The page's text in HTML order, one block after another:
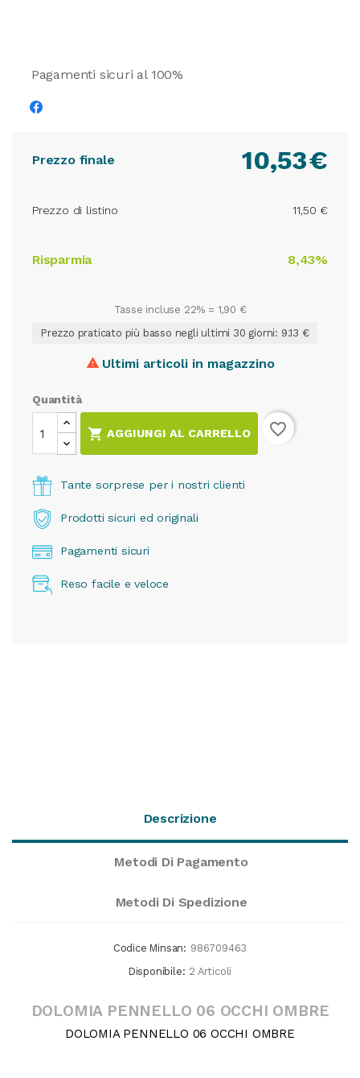
Pagamenti sicuri al 100%
Prezzo finale €
10,53
Prezzo di listino 11,50 €
Risparmia 8,43%
Tasse incluse 22% = 1,90 €
Prezzo praticato più basso negli ultimi 30 giorni: 9.13 €
 Ultimi articoli in magazzino
Quantità
 AGGIUNGI AL CARRELLO favorite_border
Tante sorprese per i nostri clienti
Prodotti sicuri ed originali
Pagamenti sicuri
Reso facile e veloce
Descrizione
Metodi Di Pagamento
Metodi Di Spedizione
Codice Minsan: 986709463
Disponibile: 2 Articoli
DOLOMIA PENNELLO 06 OCCHI OMBRE
DOLOMIA PENNELLO 06 OCCHI OMBRE